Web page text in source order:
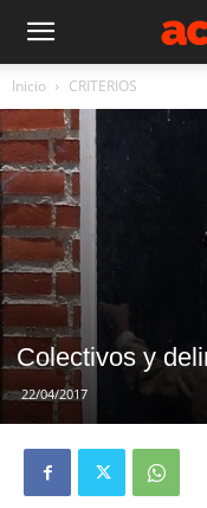
Inicio CRITERIOS
Colectivos y
22/04/2017